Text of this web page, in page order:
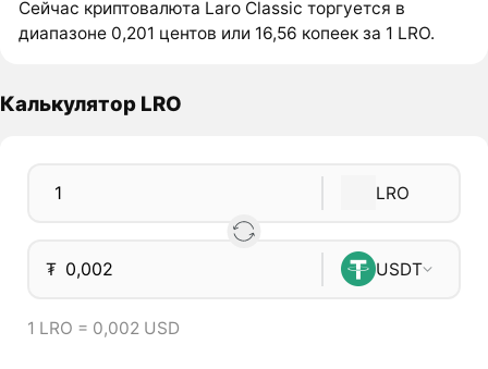
Сейчас криптовалюта Laro Classic торгуется в
диапазоне 0,201 центов или 16,56 копеек за 1 LRO.
Калькулятор LRO
LRO
₮ USDT
1 LRO = 0,002 USD